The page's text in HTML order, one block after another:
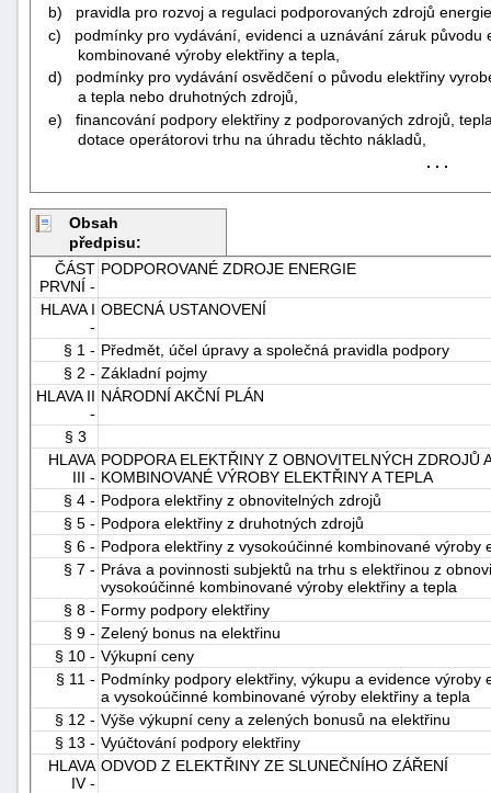
b) pravidla pro rozvoj a regulaci podporovaných zdrojů
c) podmínky pro vydávání, evidenci a uznávání záruk původu
kombinované výroby elektřiny a tepla
d) podmínky pro vydávání osvědčení o původu elektřiny
a tepla nebo druhotných zdrojů,
e) financování podpory elektřiny z podporovaných zdrojů ,
dotace operátorovi trhu na úhradu těchto nákladů,
. . .
Obsah
předpisu:
ČÁST
PRVNÍ -
PODPOROVANÉ ZDROJE ENERGIE
HLAVA I
-
OBECNÁ USTANOVENÍ
§ 1 - Předmět, účel úpravy a společná pravidla podpory
§ 2 - Základní pojmy
HLAVA II
-
NÁRODNÍ AKČNÍ PLÁN
§ 3
HLAVA
III -
PODPORA ELEKTŘINY Z OBNOVITELNÝCH ZDROJŮ
KOMBINOVANÉ VÝROBY ELEKTŘINY A TEPLA
§ 4 - Podpora elektřiny z obnovitelných zdrojů
§ 5 - Podpora elektřiny z druhotných zdrojů
§ 6 - Podpora elektřiny z vysokoúčinné kombinované výroby
§ 7 - Práva a povinnosti subjektů na trhu s elektřinou z
vysokoúčinné kombinované výroby elektřiny a tepla
§ 8 - Formy podpory elektřiny
§ 9 - Zelený bonus na elektřinu
§ 10 - Výkupní ceny
§ 11 - Podmínky podpory elektřiny, výkupu a evidence
a vysokoúčinné kombinované výroby elektřiny a tepla
§ 12 - Výše výkupní ceny a zelených bonusů na elektřinu
§ 13 - Vyúčtování podpory elektřiny
HLAVA
IV -
ODVOD Z ELEKTŘINY ZE SLUNEČNÍHO ZÁŘENÍ
náhrady
"náhradě
škod"